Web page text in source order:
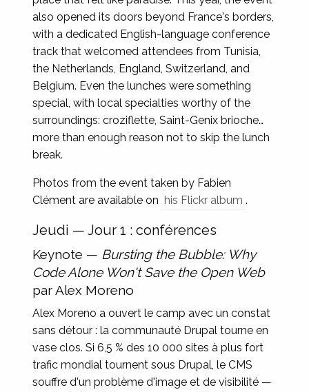
also opened its doors beyond France's borders,
with a dedicated English-language conference
track that welcomed attendees from Tunisia,
the Netherlands, England, Switzerland, and
Belgium. Even the lunches were something
special, with local specialties worthy of the
surroundings: croziflette, Saint-Genix brioche…
more than enough reason not to skip the lunch
break.
Photos from the event taken by Fabien
Clément are available on his Flickr album .
Jeudi — Jour 1 : conférences
Keynote — Bursting the Bubble: Why
Code Alone Won't Save the Open Web
par Alex Moreno
Alex Moreno a ouvert le camp avec un constat
sans détour : la communauté Drupal tourne en
vase clos. Si 6,5 % des 10 000 sites à plus fort
trafic mondial tournent sous Drupal, le CMS
souffre d'un problème d'image et de visibilité —